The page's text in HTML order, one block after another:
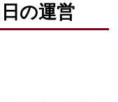
の運営